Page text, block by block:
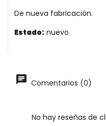
De nueva fabricación.
Estado: nuevo
Comentarios (0)
No hay reseñas de